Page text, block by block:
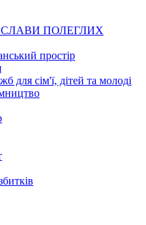
СЛАВИ ПОЛЕГЛИХ
простір
для сім'ї, дітей та молоді